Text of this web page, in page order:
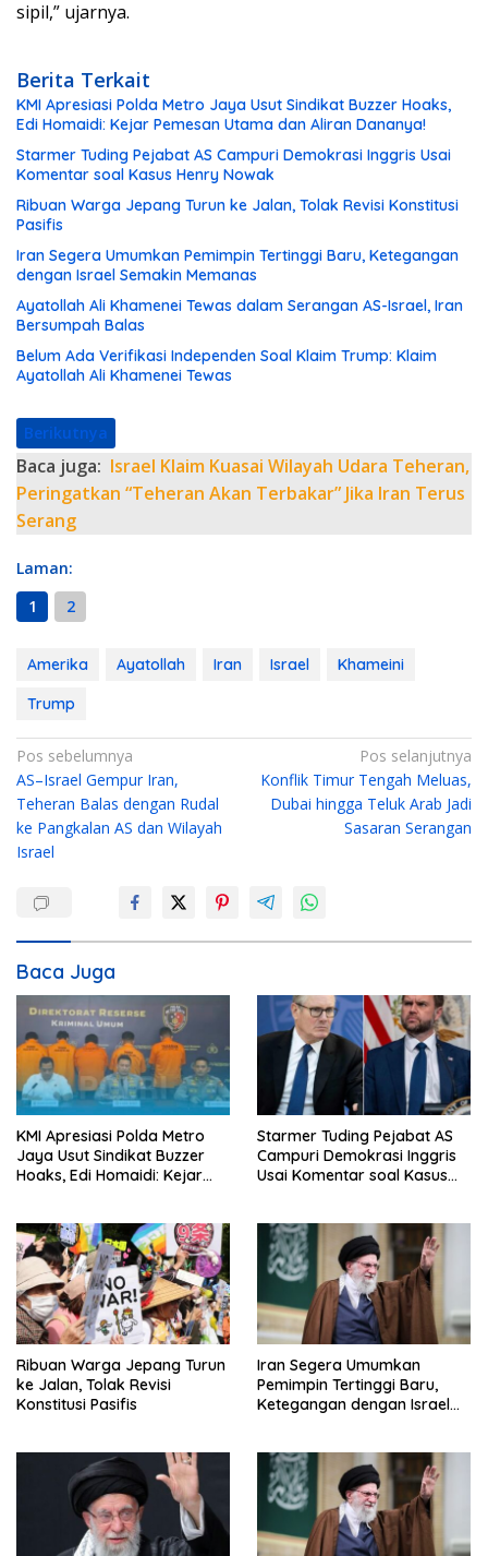
sipil,” ujarnya.
Berita Terkait
KMI Apresiasi Polda Metro Jaya Usut Sindikat Buzzer Hoaks,
Edi Homaidi: Kejar Pemesan Utama dan Aliran Dananya!
Starmer Tuding Pejabat AS Campuri Demokrasi Inggris Usai
Komentar soal Kasus Henry Nowak
Ribuan Warga Jepang Turun ke Jalan, Tolak Revisi Konstitusi
Pasifis
Iran Segera Umumkan Pemimpin Tertinggi Baru, Ketegangan
dengan Israel Semakin Memanas
Ayatollah Ali Khamenei Tewas dalam Serangan AS-Israel, Iran
Bersumpah Balas
Belum Ada Verifikasi Independen Soal Klaim Trump: Klaim
Ayatollah Ali Khamenei Tewas
Berikutnya
Baca juga: Israel Klaim Kuasai Wilayah Udara Teheran,
Peringatkan “Teheran Akan Terbakar” Jika Iran Terus
Serang
Laman:
1
2
Amerika Ayatollah Iran Israel
Khameini
Trump
N
a
v
i
s
i
p
o
s
Pos sebelumnya
AS–Israel Gempur Iran,
Teheran Balas dengan Rudal
ke Pangkalan AS dan Wilayah
Israel
Pos selanjutnya
Konflik Timur Tengah Meluas,
Dubai hingga Teluk Arab Jadi
Sasaran Serangan
Baca Juga
KMI Apresiasi Polda Metro
Jaya Usut Sindikat Buzzer
Hoaks, Edi Homaidi: Kejar
Starmer Tuding Pejabat AS
Campuri Demokrasi Inggris
Usai Komentar soal Kasus
Ribuan Warga Jepang Turun
ke Jalan, Tolak Revisi
Konstitusi Pasifis
Iran Segera Umumkan
Pemimpin Tertinggi Baru,
Ketegangan dengan Israel